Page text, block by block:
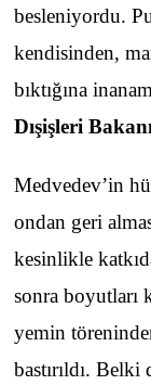
besleniyordu.
kendisinden,
bıktığına
Dışişleri
Medvedev’in
ondan geri
kesinlikle
sonra boyutları
yemin
bastırıldı. Belki